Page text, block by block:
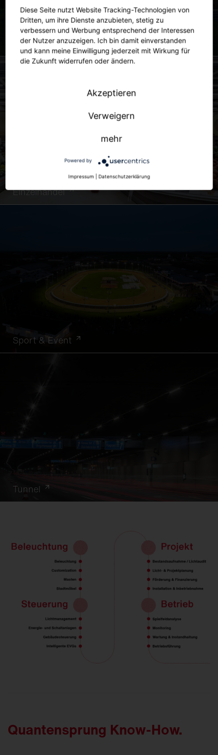
Stadt
Einzelhandel
Sport & Event
Tunnel
Quantensprung Know-How.
Diese Seite nutzt Website Tracking-Technologien von
Dritten, um ihre Dienste anzubieten, stetig zu
verbessern und Werbung entsprechend der Interessen
der Nutzer anzuzeigen. Ich bin damit einverstanden
und kann meine Einwilligung jederzeit mit Wirkung für
die Zukunft widerrufen oder ändern.
Akzeptieren
Verweigern
mehr
Powered by
Impressum | Datenschutzerklärung